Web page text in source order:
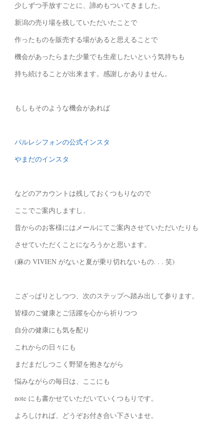
少しずつ手放すごとに、諦めもついてきました。
新潟の売り場を残していただいたことで
作ったものを販売する場があると思えることで
機会があったらまた少量でも生産したいという気持ちも
持ち続けることが出来ます。感謝しかありません。
もしもそのような機会があれば
パルレシフォンの公式インスタ
やまだのインスタ
などのアカウントは残しておくつもりなので
ここでご案内しますし、
昔からのお客様にはメールにてご案内させていただいたりも
させていただくことになろうかと思います。
(麻の VIVIEN がないと夏が乗り切れないもの. . . 笑)
こざっぱりとしつつ、次のステップへ踏み出して参ります。
皆様のご健康とご活躍を心から祈りつつ
自分の健康にも気を配り
これからの日々にも
まだまだしつこく野望を抱きながら
悩みながらの毎日は、ここにも
note にも書かせていただいていくつもりです。
よろしければ、どうぞお付き合い下さいませ。